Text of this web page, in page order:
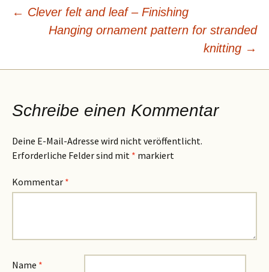
Beitragsnavigation
← Clever felt and leaf – Finishing
Hanging ornament pattern for stranded
knitting →
Schreibe einen Kommentar
Deine E-Mail-Adresse wird nicht veröffentlicht.
Erforderliche Felder sind mit * markiert
Kommentar *
Name *